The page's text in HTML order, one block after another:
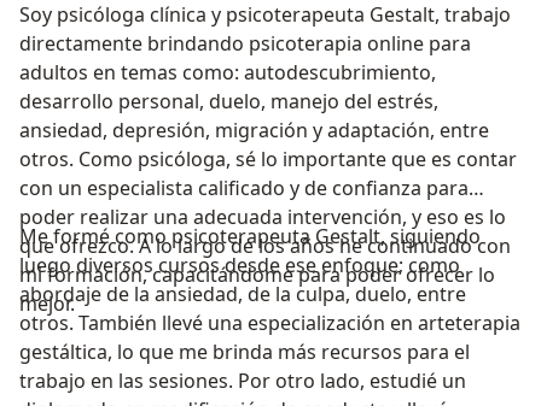
Soy psicóloga clínica y psicoterapeuta Gestalt, trabajo
directamente brindando psicoterapia online para
adultos en temas como: autodescubrimiento,
desarrollo personal, duelo, manejo del estrés,
ansiedad, depresión, migración y adaptación, entre
otros. Como psicóloga, sé lo importante que es contar
con un especialista calificado y de confianza para
poder realizar una adecuada intervención, y eso es lo
que ofrezco. A lo largo de los años he continuado con
mi formación, capacitándome para poder ofrecer lo
mejor.
Me formé como psicoterapeuta Gestalt, siguiendo
luego diversos cursos desde ese enfoque; como
abordaje de la ansiedad, de la culpa, duelo, entre
otros. También llevé una especialización en arteterapia
gestáltica, lo que me brinda más recursos para el
trabajo en las sesiones. Por otro lado, estudié un